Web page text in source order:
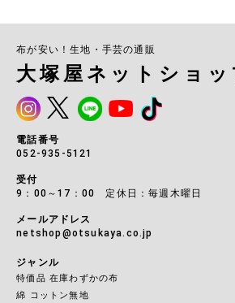
布が安い！生地・手芸の通販
大塚屋ネットショッ
電話番号
052-935-5121
受付
9：00～17：00 定休日：毎週木曜日
メールアドレス
netshop@otsukaya.co.jp
ジャンル
特価品 在庫わずかの布
綿 コットン無地